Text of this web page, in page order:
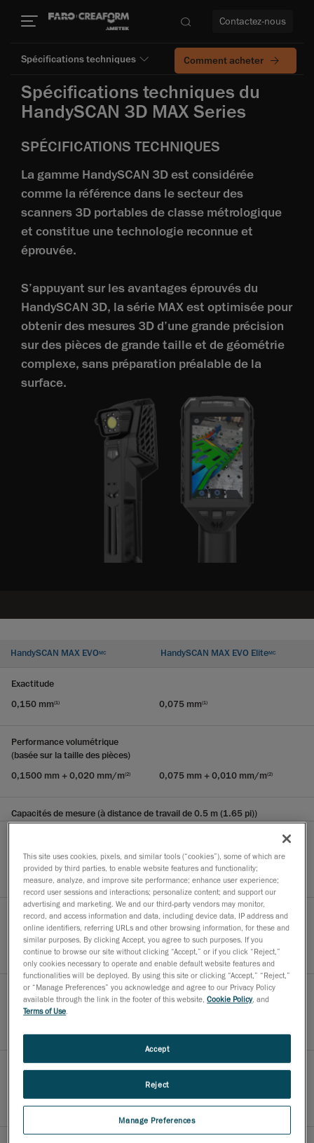
Contactez-nous
Spécifications techniques Comment acheter
Spécifications techniques du
HandySCAN 3D MAX Series
SPÉCIFICATIONS TECHNIQUES
La gamme HandySCAN 3D est considérée
comme la référence dans le secteur des
scanners 3D portables de classe métrologique
et constitue une technologie reconnue et
éprouvée.
S’appuyant sur les avantages éprouvés du
HandySCAN 3D, la série MAX est optimisée pour
obtenir des mesures 3D d’une grande précision
sur des pièces de grande taille et de géométrie
complexe, sans préparation préalable de la
surface.
HandySCAN MAX EVOMC HandySCAN MAX EVO EliteMC
Exactitude
0,150 mm(1) 0,075 mm(1)
Performance volumétrique
(basée sur la taille des pièces)
0,1500 mm + 0,020 mm/m(2) 0,075 mm + 0,010 mm/m(2)
Capacités de mesure (à distance de travail de 0.5 m (1.65 pi))
2,50 mm 2,50 mm
Trou
3,50 mm 3,50 mm
Marche
2,00 mm 2.00 mm
This site uses cookies, pixels, and similar tools (“cookies”), some of which are
provided by third parties, to enable website features and functionality;
measure, analyze, and improve site performance; enhance user experience;
record user sessions and interactions; personalize content; and support our
advertising and marketing. We and our third-party vendors may monitor,
record, and access information and data, including device data, IP address and
online identifiers, referring URLs and other browsing information, for these and
similar purposes. By clicking Accept, you agree to such purposes. If you
continue to browse our site without clicking “Accept,” or if you click “Reject,”
only cookies necessary to operate and enable default website features and
functionalities will be deployed. By using this site or clicking “Accept,” “Reject,”
or “Manage Preferences” you acknowledge and agree to our Privacy Policy
available through the link in the footer of this website,Cookie Policy, and
Terms of Use.
Manage Preferences
Reject
Accept